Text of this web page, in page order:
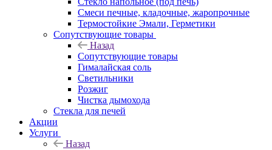
Смеси печные, кладочные, жаропрочные
Термостойкие Эмали, Герметики
Сопутствующие товары
Назад
Сопутствующие товары
Гималайская соль
Светильники
Розжиг
Чистка дымохода
Стекла для печей
Акции
Услуги
Назад